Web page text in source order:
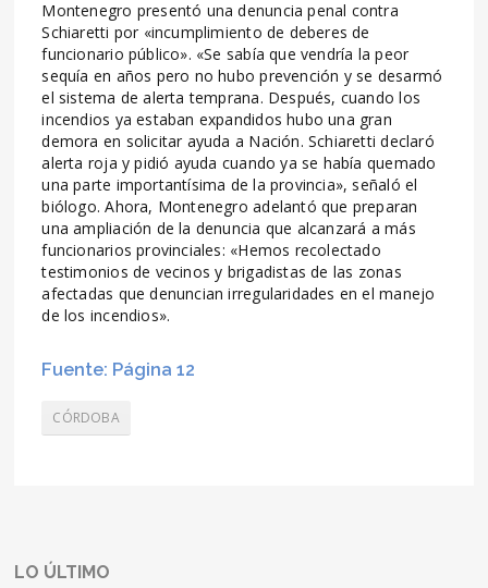
Montenegro presentó una denuncia penal contra
Schiaretti por «incumplimiento de deberes de
funcionario público». «Se sabía que vendría la peor
sequía en años pero no hubo prevención y se desarmó
el sistema de alerta temprana. Después, cuando los
incendios ya estaban expandidos hubo una gran
demora en solicitar ayuda a Nación. Schiaretti declaró
alerta roja y pidió ayuda cuando ya se había quemado
una parte importantísima de la provincia», señaló el
biólogo. Ahora, Montenegro adelantó que preparan
una ampliación de la denuncia que alcanzará a más
funcionarios provinciales: «Hemos recolectado
testimonios de vecinos y brigadistas de las zonas
afectadas que denuncian irregularidades en el manejo
de los incendios».
Fuente: Página 12
CÓRDOBA
LO ÚLTIMO